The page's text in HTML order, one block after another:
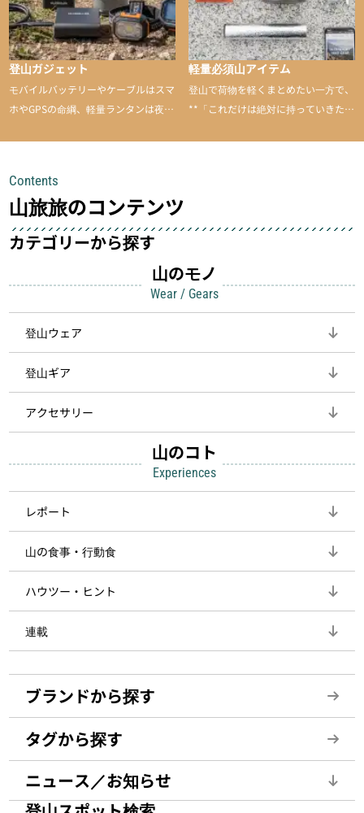
登山ガジェット
モバイルバッテリーやケーブルはスマ
ホやGPSの命綱、軽量ランタンは夜間
して安全にしてくれます
軽量必須山アイテム
登山で荷物を軽くまとめたい一方で、
**「これだけは絶対に持っていきた
Contents
山旅旅のコンテンツ
カテゴリーから探す
山のモノ
Wear / Gears
登山ウェア
登山ギア
アクセサリー
山のコト
Experiences
レポート
山の食事・行動食
ハウツー・ヒント
連載
ブランドから探す
タグから探す
ニュース／お知らせ